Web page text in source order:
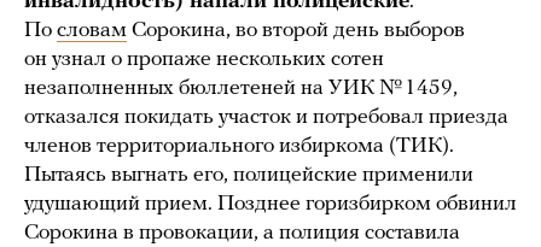
По словам Сорокина, во второй день выборов
он узнал о пропаже нескольких сотен
незаполненных бюллетеней на УИК № 1459,
отказался покидать участок и потребовал приезда
членов территориального избиркома (ТИК).
Пытаясь выгнать его, полицейские применили
удушающий прием. Позднее горизбирком обвинил
Сорокина в провокации, а полиция составила